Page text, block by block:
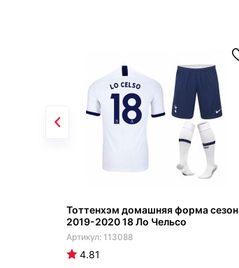
Тоттенхэм домашняя форма сезон
2019-2020 18 Ло Чельсо
113088
4.81